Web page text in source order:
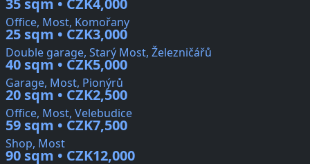
35 sqm • CZK4,000
Office, Most, Komořany
25 sqm • CZK3,000
Double garage, Starý Most, Železničářů
40 sqm • CZK5,000
Garage, Most, Pionýrů
20 sqm • CZK2,500
Office, Most, Velebudice
59 sqm • CZK7,500
Shop, Most
90 sqm • CZK12,000